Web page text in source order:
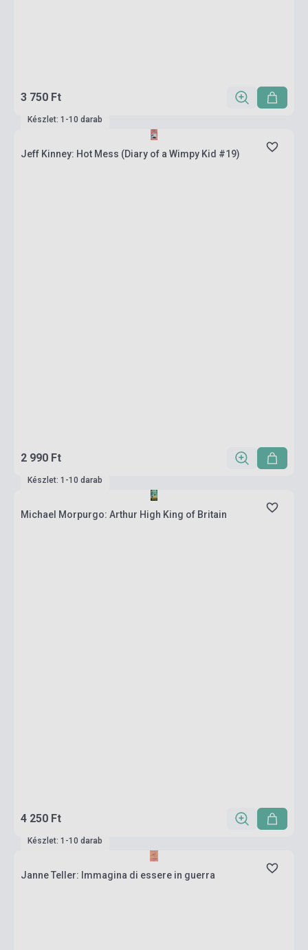
3 750 Ft
Készlet: 1-10 darab
Jeff Kinney: Hot Mess (Diary of a Wimpy Kid #19)
2 990 Ft
Készlet: 1-10 darab
Michael Morpurgo: Arthur High King of Britain
4 250 Ft
Készlet: 1-10 darab
Janne Teller: Immagina di essere in guerra